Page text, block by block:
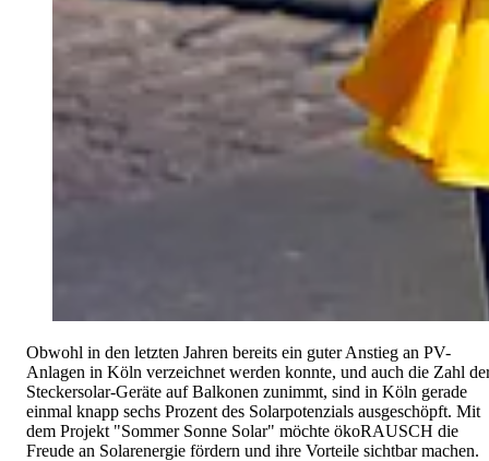
Obwohl in den letzten Jahren bereits ein guter Anstieg an PV-
Anlagen in Köln verzeichnet werden konnte, und auch die Zahl
Steckersolar-Geräte auf Balkonen zunimmt, sind in Köln gerade
einmal knapp sechs Prozent des Solarpotenzials ausgeschöpft. Mit
dem Projekt "Sommer Sonne Solar" möchte ökoRAUSCH die
Freude an Solarenergie fördern und ihre Vorteile sichtbar machen.